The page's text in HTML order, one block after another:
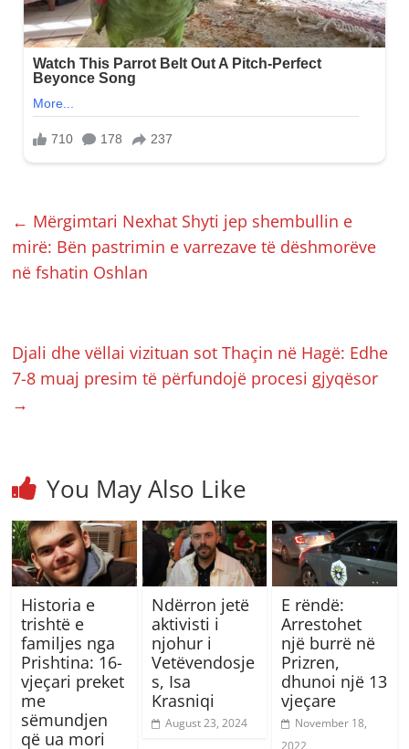
← Mërgimtari Nexhat Shyti jep shembullin e
mirë: Bën pastrimin e varrezave të dëshmorëve
në fshatin Oshlan
Djali dhe vëllai vizituan sot Thaçin në Hagë: Edhe
7-8 muaj presim të përfundojë procesi gjyqësor
→
You May Also Like
Historia e
trishtë e
familjes nga
Prishtina: 16-
vjeçari preket
me
sëmundjen
që ua mori
Ndërron jetë
aktivisti i
njohur i
Vetëvendosje
s, Isa
Krasniqi
August 23, 2024
E rëndë:
Arrestohet
një burrë në
Prizren,
dhunoi një 13
vjeçare
November 18,
2022